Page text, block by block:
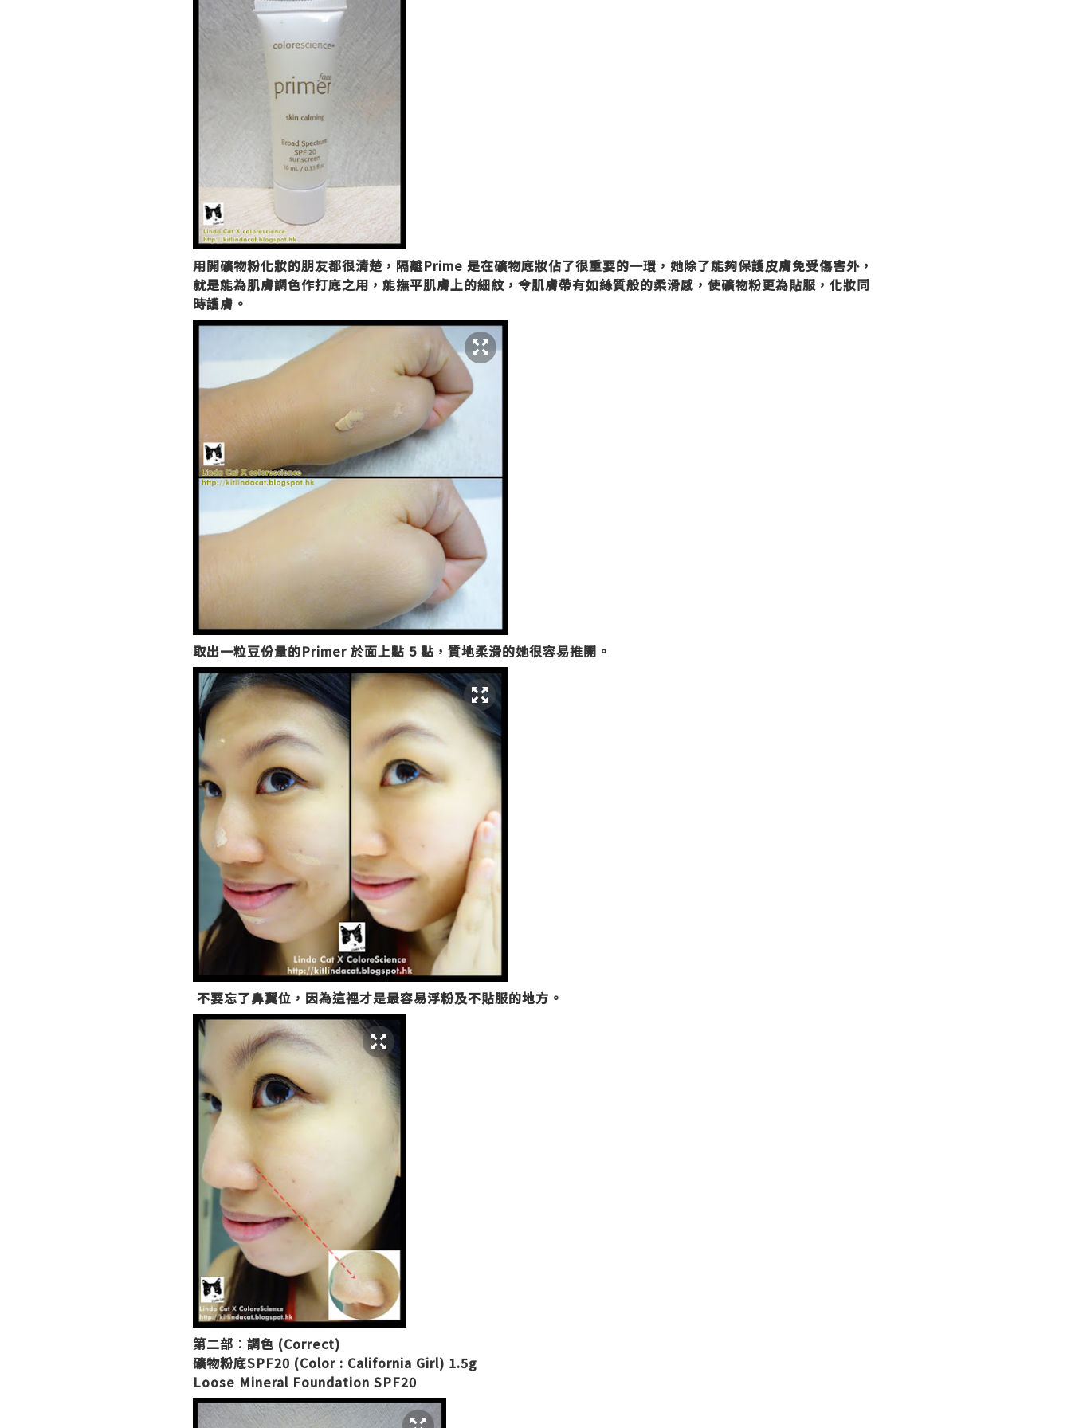
用開礦物粉化妝的朋友都很清楚，隔離Prime 是在礦物底妝佔了很重要的一環，她除了能夠保護皮膚免受傷害外，
就是能為肌膚調色作打底之用，能撫平肌膚上的細紋，令肌膚帶有如絲質般的柔滑感，使礦物粉更為貼服，化妝同
時護膚。
取出一粒豆份量的Primer 於面上點 5 點，質地柔滑的她很容易推開。
不要忘了鼻翼位，因為這裡才是最容易浮粉及不貼服的地方。
第二部︰ 調色 (Correct)
礦物粉底SPF20 (Color : California Girl) 1.5g
Loose Mineral Foundation SPF20